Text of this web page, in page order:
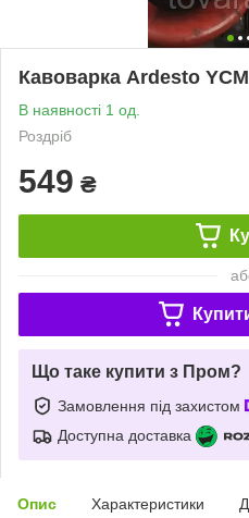
Кавоварка Ardesto
В наявності 1 од.
Роздріб
549 ₴
Що таке купити з Пром?
Замовлення під захистом
Доступна доставка
Опис Характеристики